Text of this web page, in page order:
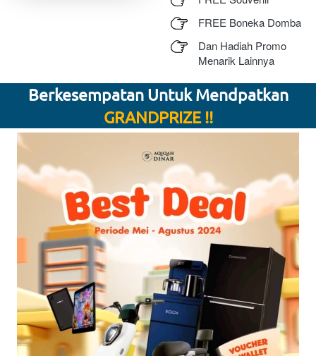
FREE Boneka Domba
Dan Hadiah Promo
Menarik Lainnya
Berkesempatan Untuk Mendpatkan
GRANDPRIZE !!